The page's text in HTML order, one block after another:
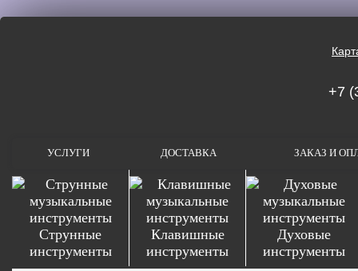
+7
УСЛУГИ ДОСТАВКА ЗАКАЗ И
Струнные
инструменты
Клавишные
инструменты
Духовые
инструменты